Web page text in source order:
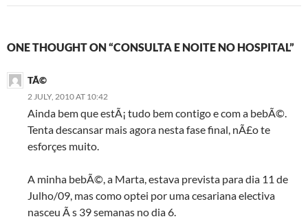
ONE THOUGHT ON “CONSULTA E NOITE NO HOSPITAL”
TÃ©
2 JULY, 2010 AT 10:42
Ainda bem que estÃ¡ tudo bem contigo e com a bebÃ©.
Tenta descansar mais agora nesta fase final, nÃ£o te
esforçes muito.
A minha bebÃ©, a Marta, estava prevista para dia 11 de
Julho/09, mas como optei por uma cesariana electiva
nasceu Ã s 39 semanas no dia 6.